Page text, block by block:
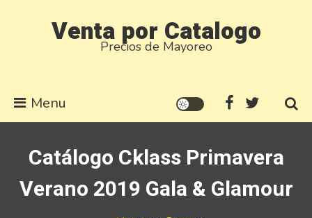
Venta por Catalogo
Precios de Mayoreo
Menu
Catálogo Cklass Primavera
Verano 2019 Gala & Glamour